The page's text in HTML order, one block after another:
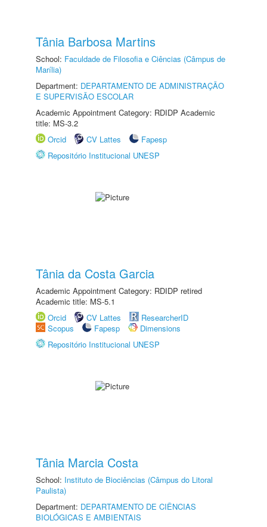
Tânia Barbosa Martins
School: Faculdade de Filosofia e Ciências (Câmpus de
Marília)
Department: DEPARTAMENTO DE ADMINISTRAÇÃO
E SUPERVISÃO ESCOLAR
Academic Appointment Category: RDIDP Academic
title: MS-3.2
Orcid
CV Lattes
Fapesp
Repositório Institucional UNESP
Tânia da Costa Garcia
Academic Appointment Category: RDIDP retired
Academic title: MS-5.1
Orcid
CV Lattes
ResearcherID
Scopus
Fapesp
Dimensions
Repositório Institucional UNESP
Tânia Marcia Costa
School: Instituto de Biociências (Câmpus do Litoral
Paulista)
Department: DEPARTAMENTO DE CIÊNCIAS
BIOLÓGICAS E AMBIENTAIS